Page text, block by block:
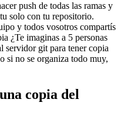
push de todas las ramas y
solo con tu repositorio.
y todos vosotros compartís
¿Te imaginas a 5 personas
servidor git para tener copia
si no se organiza todo muy,
copia del